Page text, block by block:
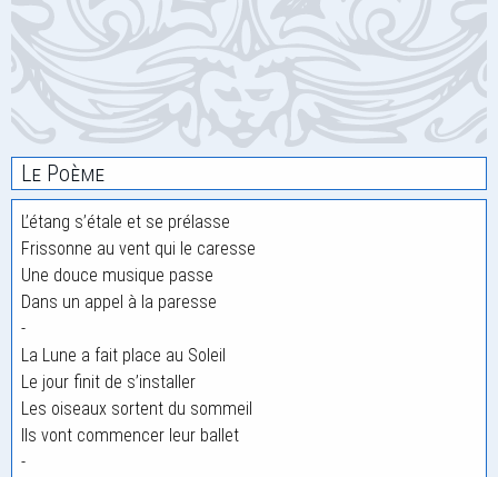
Le Poème
L’étang s’étale et se prélasse
Frissonne au vent qui le caresse
Une douce musique passe
Dans un appel à la paresse
-
La Lune a fait place au Soleil
Le jour finit de s’installer
Les oiseaux sortent du sommeil
Ils vont commencer leur ballet
-